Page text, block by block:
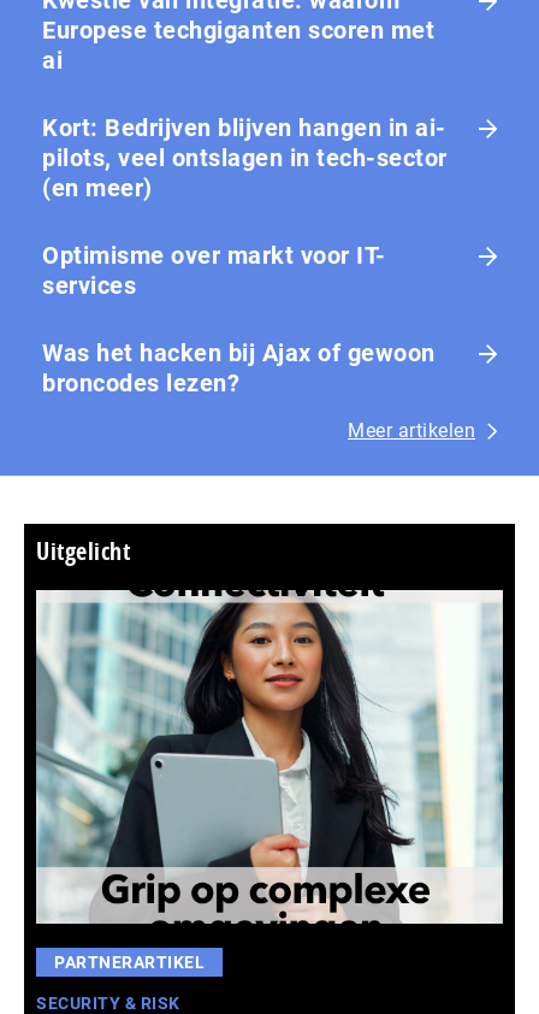
Europese tech­gi­gan­ten scoren met
ai
Kort: Bedrijven blijven hangen in ai-
pilots, veel ontslagen in tech-sector
(en meer)
Optimisme over markt voor IT-
services
Was het hacken bij Ajax of gewoon
broncodes lezen?
Meer artikelen
Uitgelicht
PARTNERARTIKEL
SECURITY & RISK